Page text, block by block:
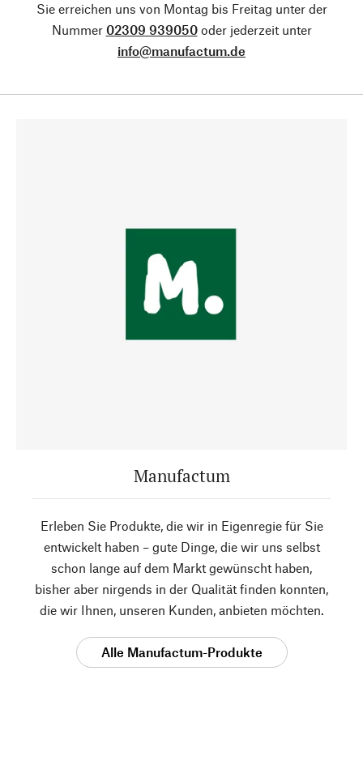
Sie erreichen uns von Montag bis Freitag unter der
Nummer 02309 939050oder jederzeit unter
info@manufactum.de
Manufactum
Erleben Sie Produkte, die wir in Eigenregie für Sie
entwickelt haben – gute Dinge, die wir uns selbst
schon lange auf dem Markt gewünscht haben,
bisher aber nirgends in der Qualität finden konnten,
die wir Ihnen, unseren Kunden, anbieten möchten.
Alle Manufactum-Produkte